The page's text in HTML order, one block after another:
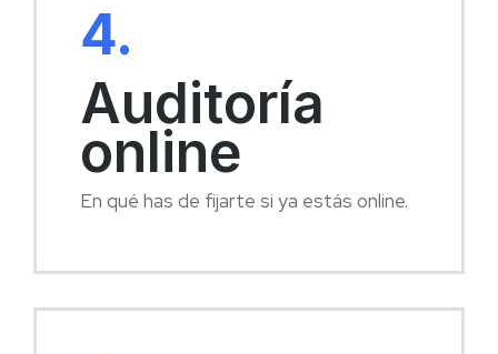
4.
Auditoría
online
En qué has de fijarte si ya estás online.